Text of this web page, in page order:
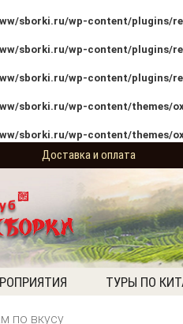
sborki.ru/wp-content/plugins/
sborki.ru/wp-content/plugins/
sborki.ru/wp-content/plugins/
sborki.ru/wp-content/themes/
sborki.ru/wp-content/themes/
Доставка и оплата
ТУРЫ ПО